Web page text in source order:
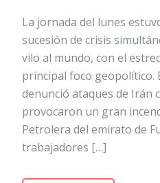
La jornada del lunes
sucesión de crisis
vilo al mundo, con el
principal foco geopolítico.
denunció ataques de Irán
provocaron un gran
Petrolera del emirato de
trabajadores […]